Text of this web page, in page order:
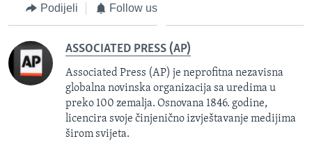
Podijeli Follow us
ASSOCIATED PRESS (AP)
Associated Press (AP) je neprofitna nezavisna
globalna novinska organizacija sa uredima u
preko 100 zemalja. Osnovana 1846. godine,
licencira svoje činjenično izvještavanje medijima
širom svijeta.